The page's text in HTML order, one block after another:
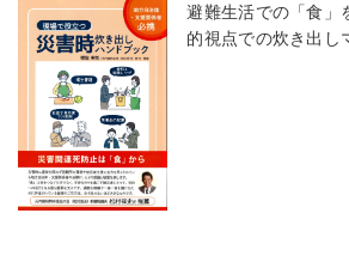
避難生活での「食」
的視点での炊き出し